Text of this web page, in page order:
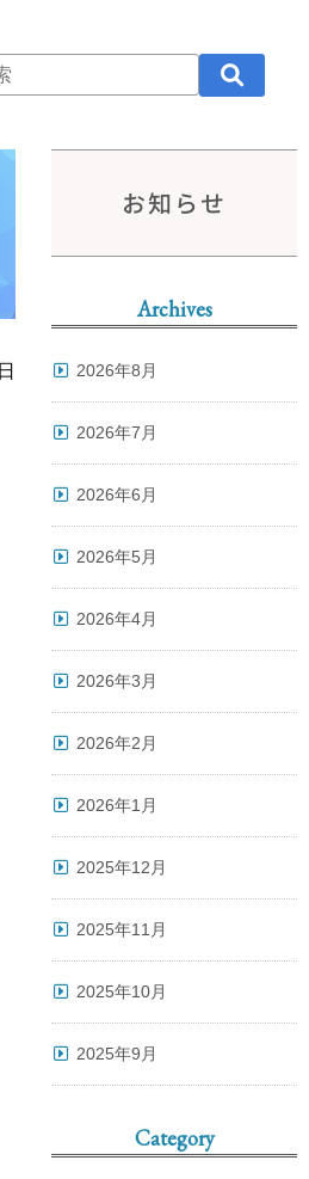
お知らせ
Archives
2026年8月
2026年7月
2026年6月
2026年5月
2026年4月
2026年3月
2026年2月
2026年1月
2025年12月
2025年11月
2025年10月
2025年9月
Category